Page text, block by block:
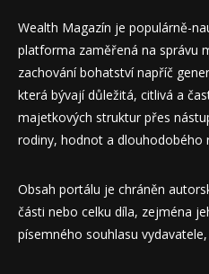
Wealth Magazín je populárně-
platforma zaměřená na správu
zachování bohatství napříč
která bývají důležitá, citlivá a
majetkových struktur přes
rodiny, hodnot a dlouhodobého
Obsah portálu je chráněn
části nebo celku díla, zejména
písemného souhlasu